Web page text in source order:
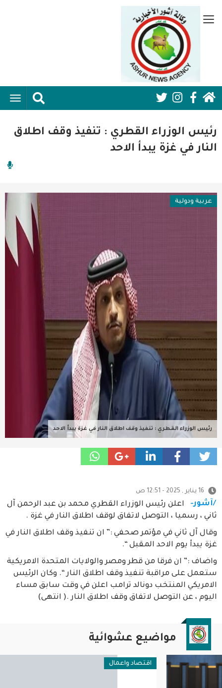
إلى
Social
Media:
Header
رئيس الوزراء القطري : تنفيذ وقف اطلاق
النار في غزة يبدأ الاحد
عربية ودولية
رئيس الوزراء القطري : تنفيذ وقف اطلاق النار في غزة يبدأ الاحد
16 يناير , 2025 - 12:51 ص
/آشور-
اعلن رئيس الوزراء القطري محمد بن عبد الرحمن آل
ثاني ، رسميا ، التوصل لاتفاق لوقف اطلاق النار في غزة .
وقال آل ثاني في مؤتمر صحفي :” ان تنفيذ وقف اطلاق النار في
غزة يبدأ يوم الاحد المقبل “.
واضاف :” ان فرقا من قطر ومصر والولايات المتحدة الامريكية
ستعمل على مراقبة تنفيذ وقف اطلاق النار “. وكان الرئيس
الامريكي المنتخب دونالد ترامب اعلن في وقت سابق مساء
اليوم ، عن التوصل لاتفاق وقف اطلاق النار .( انتهى)
مواضيع عشوائية
اقتصاد واعمال
قائمة
جانبية
الرئيسية
اقتصاد واعمال
رياضة
تحقيقات صحفية
مقالات
عامة ومنوعات
طب وصحة